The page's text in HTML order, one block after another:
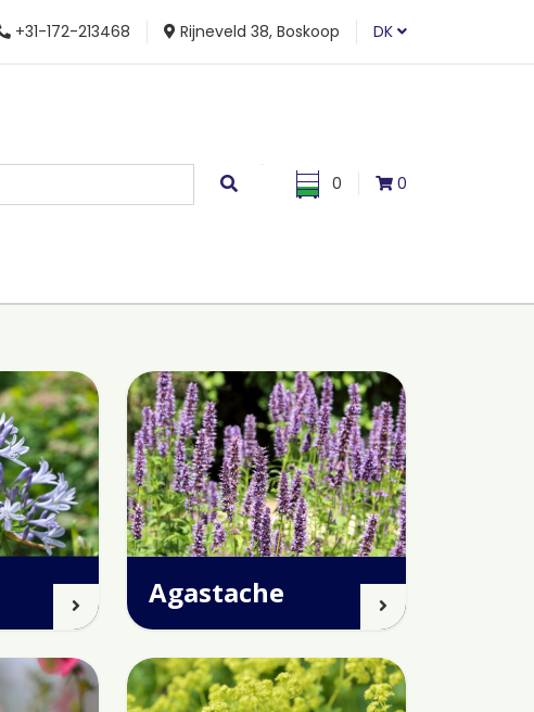
+31-172-213468 Rijneveld 38, Boskoop DK
0 0
Agastache